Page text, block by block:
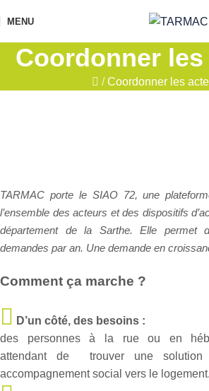
MENU
Coordonner
/Coordonner les
TARMAC porte le SIAO 72, une
l’ensemble des acteurs et des dispositifs
département de la Sarthe. Elle permet
demandes par an. Une demande en
Comment ça marche ?
D’un côté, des besoins :
des personnes à la rue ou en
attendant de trouver une
accompagnement social vers le logement.